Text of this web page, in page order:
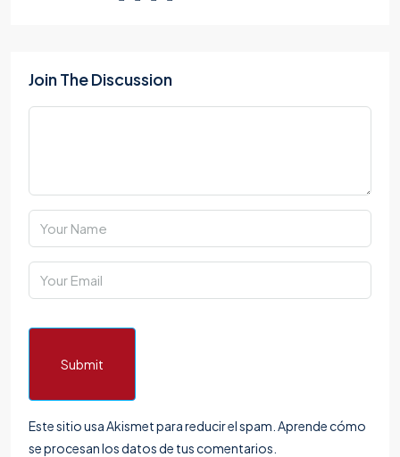
Join The Discussion
Submit
Este sitio usa Akismet para reducir el spam. Aprende cómo
se procesan los datos de tus comentarios.